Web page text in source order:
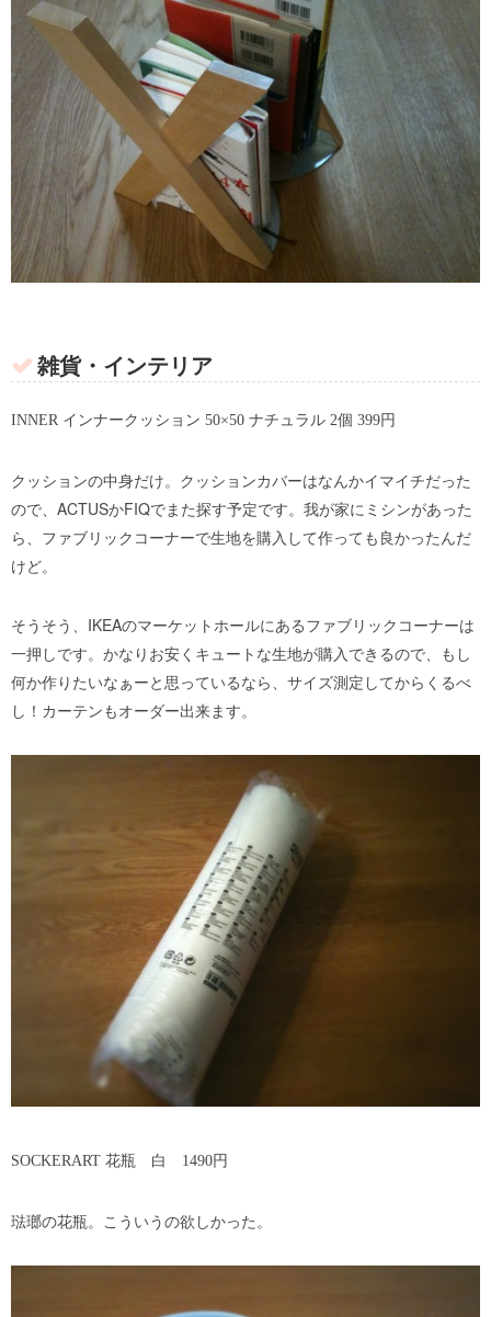
雑貨・インテリア
INNER インナークッション 50×50 ナチュラル 2個 399円
クッションの中身だけ。クッションカバーはなんかイマイチだった
ので、ACTUSかFIQでまた探す予定です。我が家にミシンがあった
ら、ファブリックコーナーで生地を購入して作っても良かったんだ
けど。
そうそう、IKEAのマーケットホールにあるファブリックコーナーは
一押しです。かなりお安くキュートな生地が購入できるので、もし
何か作りたいなぁーと思っているなら、サイズ測定してからくるべ
し！カーテンもオーダー出来ます。
SOCKERART 花瓶 白 1490円
琺瑯の花瓶。こういうの欲しかった。